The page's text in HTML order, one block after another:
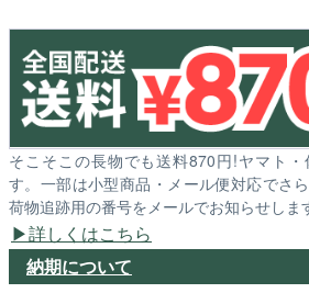
そこそこの長物でも送料870円!ヤマト
す。一部は小型商品・メール便対応でさ
荷物追跡用の番号をメールでお知らせしま
詳しくはこちら
納期について